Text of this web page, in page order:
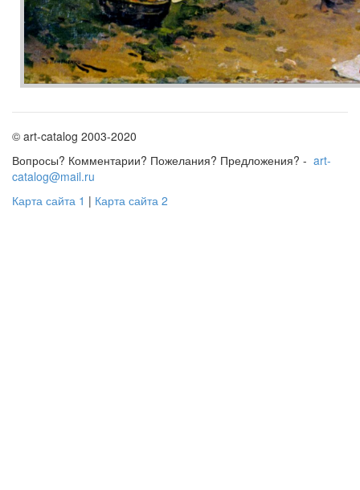
© art-catalog 2003-2020
Вопросы? Комментарии? Пожелания? Предложения? - art-
catalog@mail.ru
Карта сайта 1 | Карта сайта 2